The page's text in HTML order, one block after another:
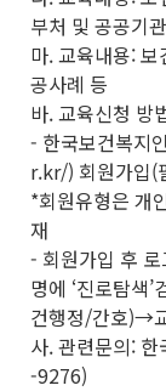
부처 및 공공기
마. 교육내용: 보
공사례 등
바. 교육신청 방
- 한국보건복지
r.kr/) 회원가입(
*회원유형은 개
재
- 회원가입 후
명에 ‘진로탐색
건행정/간호)→
사. 관련문의:
-9276)